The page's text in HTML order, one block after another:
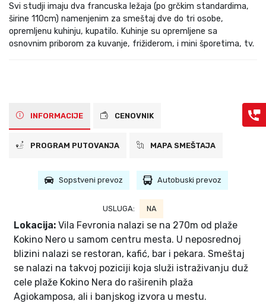
Svi studji imaju dva francuska ležaja (po grčkim standardima,
širine 110cm) namenjenim za smeštaj dve do tri osobe,
opremljenu kuhinju, kupatilo. Kuhinje su opremljene sa
osnovnim priborom za kuvanje, frižiderom, i mini šporetima, tv.
INFORMACIJE CENOVNIK
PROGRAM PUTOVANJA MAPA SMEŠTAJA
Sopstveni prevoz Autobuski prevoz
USLUGA: NA
Lokacija: Vila Fevronia nalazi se na 270m od plaže
Kokino Nero u samom centru mesta. U neposrednoj
blizini nalazi se restoran, kafić, bar i pekara. Smeštaj
se nalazi na takvoj poziciji koja služi istraživanju duž
cele plaže Kokino Nera do raširenih plaža
Agiokamposa, ali i banjskog izvora u mestu.